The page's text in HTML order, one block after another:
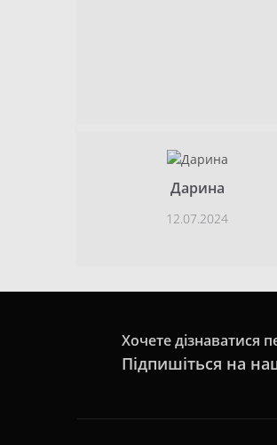
Дарина
12.07.2024
Хочете дізнаватися
Підпишіться на